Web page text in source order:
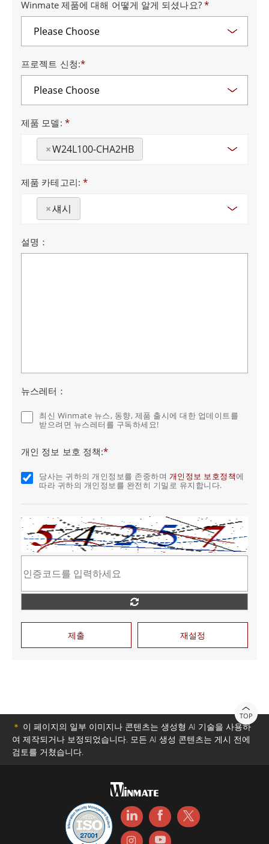
Winmate 제품에 대해 어떻게 알게 되셨나요? *
프로젝트 신청:*
제품 모델: *
×W24L100-CHA2HB
제품 카테고리: *
×섀시
설명：
뉴스레터：
최신 Winmate 뉴스, 동향, 제품 출시에 대한 업데이트를
받으려면 뉴스레터를 구독하세요!
개인 정보 보호 정책:*
당사는 귀하의 개인정보를 존중하며 개인정보 보호정책에
따라 귀하의 개인정보를 완전히 기밀로 유지합니다.
제출 재설정
TOP
＊ 이 페이지의 일부 이미지나 콘텐츠는 생성형 AI 기술을 사용하
여 제작되거나 보정되었습니다. 모든 AI 생성 콘텐츠는 게시 전에
검토를 거쳤습니다.